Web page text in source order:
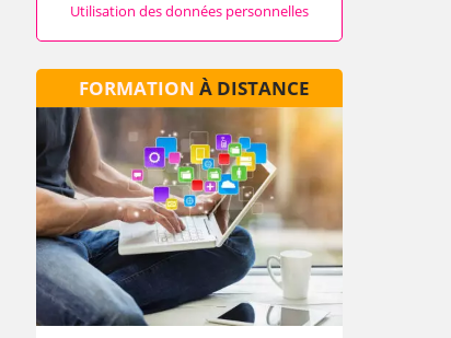
Utilisation des données personnelles
FORMATION À DISTANCE